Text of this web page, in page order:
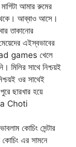
আমার রুমের
আব্বাও আসে।
তাকানোর
এইস্বভাবের
games খেলে
মিলির সাথে নিশ্চয়ই
ওর সাথেই
ছারখার হয়ে
Choti
কোচিং সেন্টার
কোচিং এর সামনে